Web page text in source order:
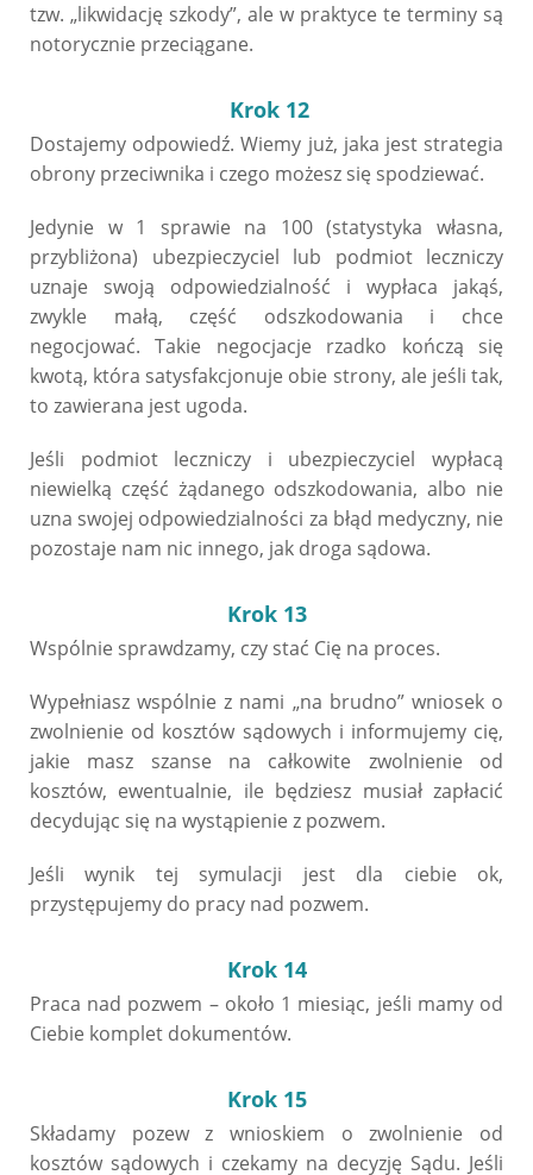
tzw. „likwidację szkody”, ale w praktyce te terminy są
notorycznie przeciągane.
Krok 12
Dostajemy odpowiedź. Wiemy już, jaka jest strategia
obrony przeciwnika i czego możesz się spodziewać.
Jedynie w 1 sprawie na 100 (statystyka własna,
przybliżona) ubezpieczyciel lub podmiot leczniczy
uznaje swoją odpowiedzialność i wypłaca jakąś,
zwykle małą, część odszkodowania i chce
negocjować. Takie negocjacje rzadko kończą się
kwotą, która satysfakcjonuje obie strony, ale jeśli tak,
to zawierana jest ugoda.
Jeśli podmiot leczniczy i ubezpieczyciel wypłacą
niewielką część żądanego odszkodowania, albo nie
uzna swojej odpowiedzialności za błąd medyczny, nie
pozostaje nam nic innego, jak droga sądowa.
Krok 13
Wspólnie sprawdzamy, czy stać Cię na proces.
Wypełniasz wspólnie z nami „na brudno” wniosek o
zwolnienie od kosztów sądowych i informujemy cię,
jakie masz szanse na całkowite zwolnienie od
kosztów, ewentualnie, ile będziesz musiał zapłacić
decydując się na wystąpienie z pozwem.
Jeśli wynik tej symulacji jest dla ciebie ok,
przystępujemy do pracy nad pozwem.
Krok 14
Praca nad pozwem – około 1 miesiąc, jeśli mamy od
Ciebie komplet dokumentów.
Krok 15
Składamy pozew z wnioskiem o zwolnienie od
kosztów sądowych i czekamy na decyzję Sądu. Jeśli